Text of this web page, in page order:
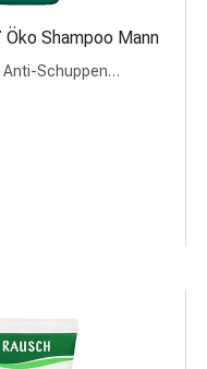
Öko Shampoo Mann
Anti-Schuppen